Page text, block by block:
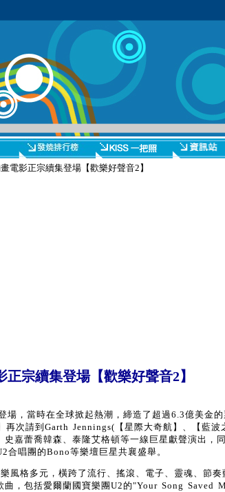
電影正宗續集登場【歡樂好聲音2】
宗續集登場【歡樂好聲音2】
場，當時在全球掀起熱潮，締造了超過6.3億美金
再次請到Garth Jennings(【星際大奇航】、【藍波
史嘉蕾喬韓森、泰隆艾格頓等一線巨星獻聲演出，
唱團的Bono等樂壇巨星共襄盛舉。
風格多元，橫跨了流行、搖滾、電子、靈魂、節奏
曲，包括愛爾蘭國寶樂團U2的"Your Song Saved